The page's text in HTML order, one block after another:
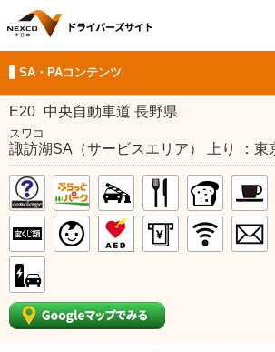
SA・PAコンテンツ
E20 中央自動車道 長野県
スワコ
諏訪湖SA（サービスエリア） 上り ：東